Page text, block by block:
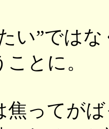
い”では
とに。
焦ってが